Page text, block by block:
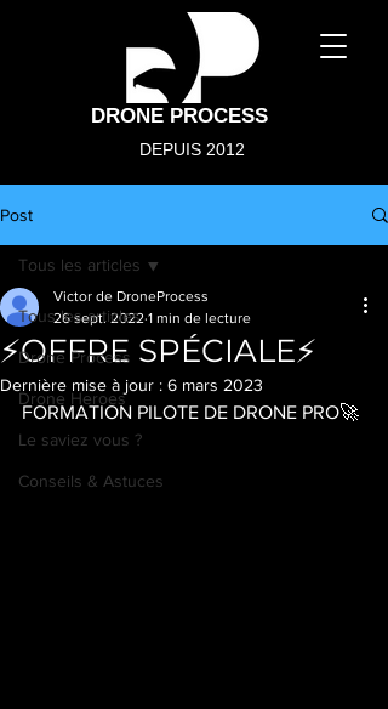
DRONE PROCESS
DEPUIS 2012
Post
Tous les articles
Drone Process
Drone Heroes
Le saviez vous ?
Conseils & Astuces
Tous les articles
⚡️OFFRE SPÉCIALE⚡️
Victor de DroneProcess
26 sept. 2022 1 min de lecture
Dernière mise à jour : 6 mars 2023
FORMATION PILOTE DE DRONE PRO🚀